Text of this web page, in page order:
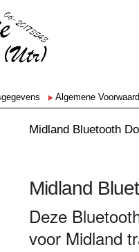
Algemene
Midland Bluetooth
Midland
Deze
voor Midland